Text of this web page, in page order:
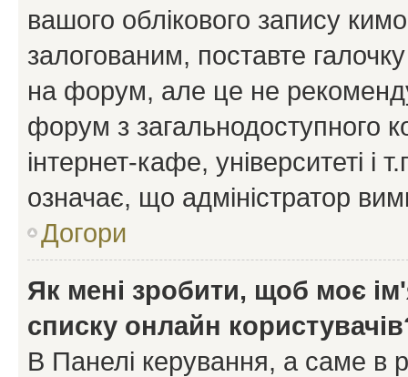
вашого облікового запису
залогованим, поставте
на форум, але це не
форум з загальнодоступного
інтернет-кафе, університеті і
означає, що адміністратор
Догори
Як мені зробити, щоб моє
списку онлайн
В Панелі керування, а саме в